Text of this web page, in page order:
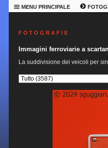
MENU PRINCIPALE
F O T O G R A F I E
Immagini ferroviarie a
La suddivisione dei veicoli per